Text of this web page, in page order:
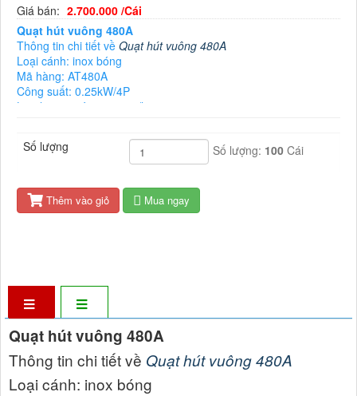
Giá bán: 2.700.000 /Cái
Quạt hút vuông 480A
Thông tin chi tiết về Quạt hút vuông 480A
Loại cánh: inox bóng
Mã hàng: AT480A
Công suất: 0.25kW/4P
Lưu lượng gió: 7.000m3/h
Vòng quay: 1400 (r/m)
Kích thước: 480*480*320 mm
Đường kính cánh: 380mm
Số lượng Số lượng: 100 Cái
Thêm vào giỏ Mua ngay
Quạt hút vuông 480A
Thông tin chi tiết về Quạt hút vuông 480A
Loại cánh: inox bóng